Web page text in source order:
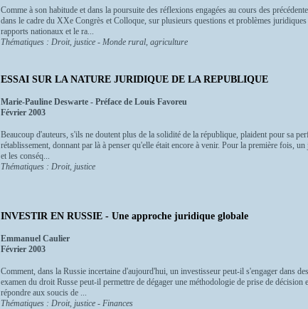
Comme à son habitude et dans la poursuite des réflexions engagées au cours des
dans le cadre du XXe Congrès et Colloque, sur plusieurs questions et problèmes
rapports nationaux et le ra...
Thématiques : Droit, justice - Monde rural, agriculture
ESSAI SUR LA NATURE JURIDIQUE DE LA REPUBLIQUE
Marie-Pauline Deswarte - Préface de Louis Favoreu
Février 2003
Beaucoup d'auteurs, s'ils ne doutent plus de la solidité de la république, plaident pour sa
rétablissement, donnant par là à penser qu'elle était encore à venir. Pour la première fois,
et les conséq...
Thématiques : Droit, justice
INVESTIR EN RUSSIE - Une approche juridique globale
Emmanuel Caulier
Février 2003
Comment, dans la Russie incertaine d'aujourd'hui, un investisseur peut-il s'engager dans
examen du droit Russe peut-il permettre de dégager une méthodologie de prise de décision
répondre aux soucis de ...
Thématiques : Droit, justice - Finances